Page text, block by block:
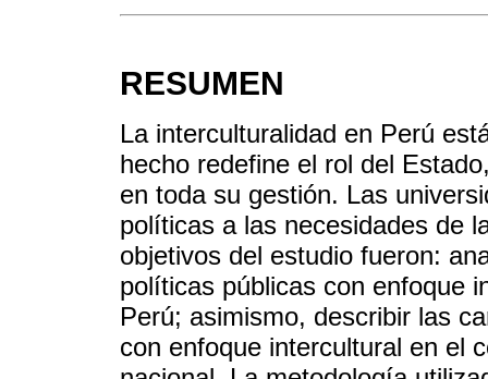
RESUMEN
La interculturalidad en Perú
hecho redefine el rol del
en toda su gestión. Las
políticas a las necesidades de
objetivos del estudio fueron:
políticas públicas con enfoque
Perú; asimismo, describir las
con enfoque intercultural en el